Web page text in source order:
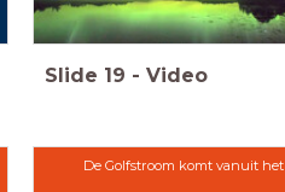
Slide 19 - Video
De Golfstroom komt vanuit het